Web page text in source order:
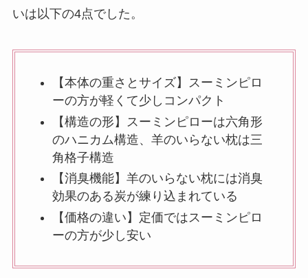
いは以下の4点でした。
【本体の重さとサイズ】スーミンピロ
ーの方が軽くて少しコンパクト
【構造の形】スーミンピローは六角形
のハニカム構造、羊のいらない枕は三
角格子構造
【消臭機能】羊のいらない枕には消臭
効果のある炭が練り込まれている
【価格の違い】定価ではスーミンピロ
ーの方が少し安い